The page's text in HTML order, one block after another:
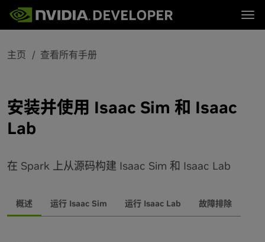
首页
博客
下载
培训
主题
平台与工具
主页 查看所有手册
安装并使用 Isaac Sim 和 Isaac
Lab
在 Spark 上从源码构建 Isaac Sim 和 Isaac Lab
概述 运行 Isaac Sim 运行 Isaac Lab 故障排除